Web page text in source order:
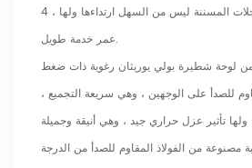
4 ، سلاسل عالية القوة والعجلات المسننة ليس من السهل ارتداءها ولها
عمر خدمة طويل.
لوحة شطيرة بولي يوريثان رغوية ذات ضغط
للصدأ على الوجهين ، وهي سريعة التجميع ،
مصنوعة من الفولاذ المقاوم للصدأ من الدرجة